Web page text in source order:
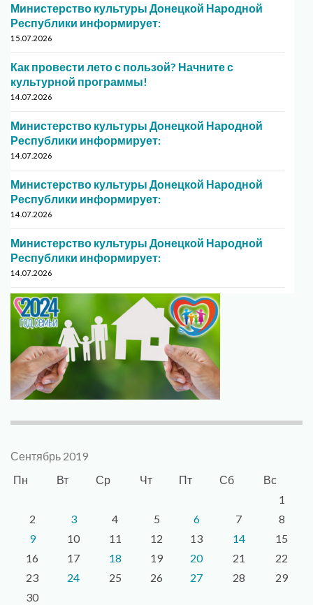
Министерство культуры Донецкой Народной
Республики информирует:
15.07.2026
Как провести лето с пользой? Начните с
культурной программы!
14.07.2026
Министерство культуры Донецкой Народной
Республики информирует:
14.07.2026
Министерство культуры Донецкой Народной
Республики информирует:
14.07.2026
Министерство культуры Донецкой Народной
Республики информирует:
14.07.2026
Сентябрь 2019
Пн
Вт Ср Чт Пт Сб
Вс
1
2
3 4 5 6 7
8
9
10 11 12 13 14
15
16
17 18 19 20 21
22
23
24 25 26 27 28
29
30